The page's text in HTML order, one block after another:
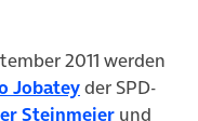
2011 werden
Jobateyder SPD-
Steinmeier und